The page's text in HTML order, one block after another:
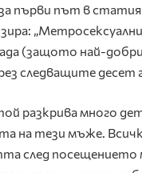
първи път в
(защото най-
следващите десет
разкрива много
на тези мъже.
посещението